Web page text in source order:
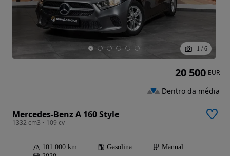
1 / 6
Mercedes-Benz A 160 Style
1332 cm3 • 109 cv
101 000 km Gasolina
Manual
20 500 EUR
Dentro da média